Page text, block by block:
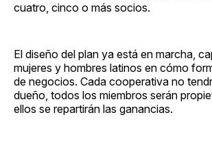
cuatro, cinco o más socios.
El diseño del plan ya está en marcha,
mujeres y hombres latinos en cómo
de negocios. Cada cooperativa no
dueño, todos los miembros serán
ellos se repartirán las ganancias.